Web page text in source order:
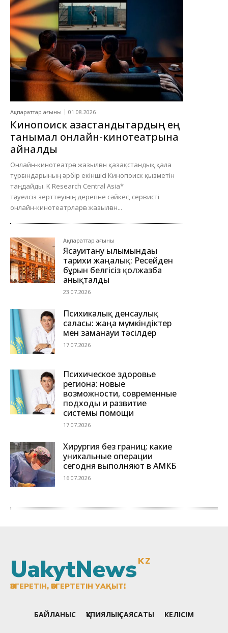
UakytNewsKZ
ӨЗГЕРЕТІН, ӨЗГЕРТЕТІН УАҚЫТ!
БАЙЛАНЫС ҚҰПИЯЛЫҚ САЯСАТЫ КЕЛІСІМ